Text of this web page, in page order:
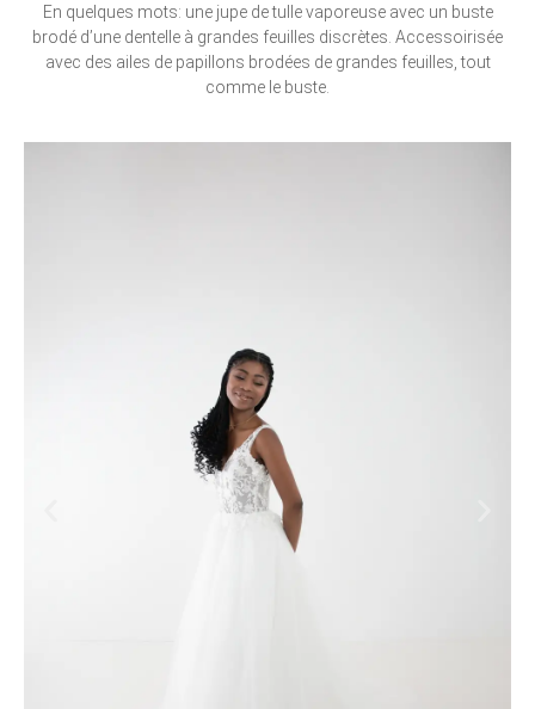
En quelques mots: une jupe de tulle vaporeuse avec un buste
brodé d’une dentelle à grandes feuilles discrètes. Accessoirisée
avec des ailes de papillons brodées de grandes feuilles, tout
comme le buste.